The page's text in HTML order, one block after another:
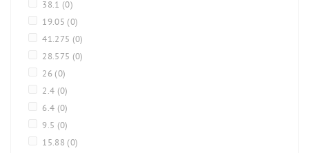
38.1 (0)
19.05 (0)
41.275 (0)
28.575 (0)
26 (0)
2.4 (0)
6.4 (0)
9.5 (0)
15.88 (0)